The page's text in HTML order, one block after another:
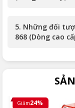
5. Những đối
868 (Dòng cao
Giảm24%